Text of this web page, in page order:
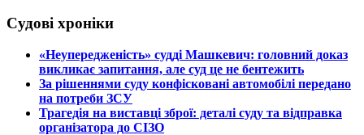
Судові хроніки
​«Неупередженість» судді Машкевич: головний доказ
викликає запитання, але суд це не бентежить
​За рішеннями суду конфісковані автомобілі передано
на потреби ЗСУ
​Трагедія на виставці зброї: деталі суду та відправка
організатора до СІЗО